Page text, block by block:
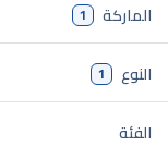
الماركة 1
النوع 1
الفئة